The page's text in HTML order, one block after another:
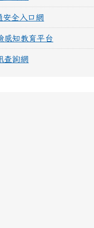
安全入口網
感知教育平台
查詢網